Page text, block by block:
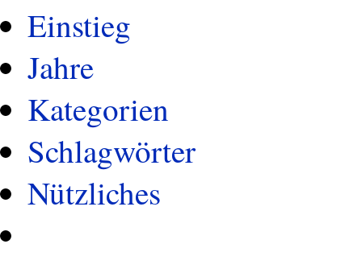
Einstieg
Jahre
Kategorien
Schlagwörter
Nützliches